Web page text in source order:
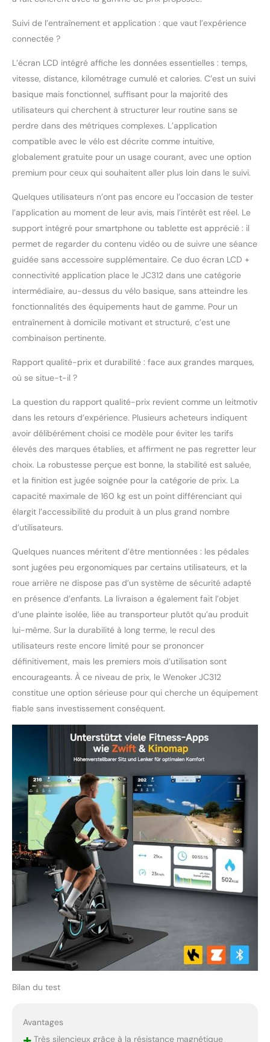
vélo d'appartement
design de cadre
qui offre une expérience
d'entraînement sûre et
fiable même lors d'un
entraînement intensif et
stabilité pendant
l'utilisation. Il a une
capacité de charge
maximale de 160 kg.
magnétique : Ce vélo
d'entraînement dispose
d'un système de
résistance magnétique
ultramoderne avec une
plage de résistance
finement réglée de 0 %
ajuster la résistance en
fonction de l'intensité
de votre entraînement,
qu'aux avancés. La
sensation de conduite
agréable sur un sol plat
et dans les zones
montagneuses,
renforçant ainsi votre
fonction
votre force musculaire.
Le frein d'urgence arrête
immédiatement le
Convient à la plupart
des entraîneurs : le
siège de fitness
amélioré améliore
l'absorption des chocs
pour une expérience de
conduite plus
confortable. Le guidon
réglable sur deux
positions et le siège
rembourré réglable sur
quatre positions
assurent une expérience
de cyclisme confortable
en intérieur. Ce vélo de
fitness est adapté aux
utilisateurs d'une taille
comprise entre 142 cm
et 195 cm. Montage
facile, service de qualité
supérieure : WENOKER
offre 2 ans de garantie.
Le vélo d'appartement
est livré pré-assemblé à
80 %, ce qui vous
permet de terminer le
montage en 20 à 30
minutes. Si vous avez
nous contacter. Nous
vous répondrons dans
les 12 heures et vous
aiderons à résoudre le
Suivi de l’entraînement et application : que vaut l’expérience
connectée ?
L’écran LCD intégré affiche les données essentielles : temps,
vitesse, distance, kilométrage cumulé et calories. C’est un suivi
basique mais fonctionnel, suffisant pour la majorité des
utilisateurs qui cherchent à structurer leur routine sans se
perdre dans des métriques complexes. L’application
compatible avec le vélo est décrite comme intuitive,
globalement gratuite pour un usage courant, avec une option
premium pour ceux qui souhaitent aller plus loin dans le suivi.
Quelques utilisateurs n’ont pas encore eu l’occasion de tester
l’application au moment de leur avis, mais l’intérêt est réel. Le
support intégré pour smartphone ou tablette est apprécié : il
permet de regarder du contenu vidéo ou de suivre une séance
guidée sans accessoire supplémentaire. Ce duo écran LCD +
connectivité application place le JC312 dans une catégorie
intermédiaire, au-dessus du vélo basique, sans atteindre les
fonctionnalités des équipements haut de gamme. Pour un
entraînement à domicile motivant et structuré, c’est une
combinaison pertinente.
Rapport qualité-prix et durabilité : face aux grandes marques,
où se situe-t-il ?
La question du rapport qualité-prix revient comme un leitmotiv
dans les retours d’expérience. Plusieurs acheteurs indiquent
avoir délibérément choisi ce modèle pour éviter les tarifs
élevés des marques établies, et affirment ne pas regretter leur
choix. La robustesse perçue est bonne, la stabilité est saluée,
et la finition est jugée soignée pour la catégorie de prix. La
capacité maximale de 160 kg est un point différenciant qui
élargit l’accessibilité du produit à un plus grand nombre
d’utilisateurs.
Quelques nuances méritent d’être mentionnées : les pédales
sont jugées peu ergonomiques par certains utilisateurs, et la
roue arrière ne dispose pas d’un système de sécurité adapté
en présence d’enfants. La livraison a également fait l’objet
d’une plainte isolée, liée au transporteur plutôt qu’au produit
lui-même. Sur la durabilité à long terme, le recul des
utilisateurs reste encore limité pour se prononcer
définitivement, mais les premiers mois d’utilisation sont
encourageants. À ce niveau de prix, le Wenoker JC312
constitue une option sérieuse pour qui cherche un équipement
fiable sans investissement conséquent.
Bilan du test
Avantages
Très silencieux grâce à la résistance magnétique